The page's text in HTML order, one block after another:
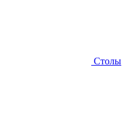
Столы